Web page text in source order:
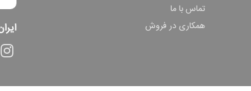
تماس با ما
همکاری در فروش